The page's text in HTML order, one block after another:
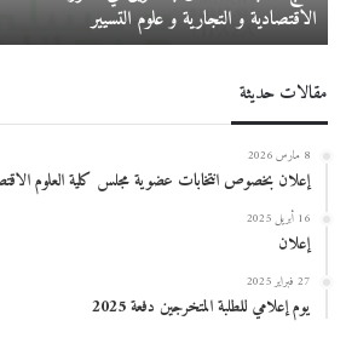
د
العلوم
الاقتصادية
و
التجارية
علوم
التسيير
الاقتصادية و التجارية و علوم التسيير
مقالات حديثة
8 مارس 2026
إعلان بخصوص انتخابات عضوية مجلس كلية العلوم
16 أبريل 2025
إعلان
27 فبراير 2025
يوم إعلامي للطلبة المتخرجين دفعة 2025